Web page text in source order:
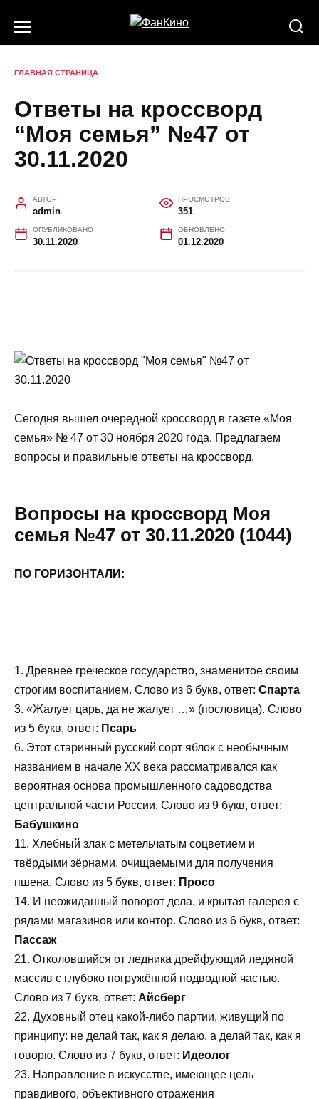
ГЛАВНАЯ СТРАНИЦА
Ответы на кроссворд
“Моя семья” №47 от
30.11.2020
АВТОР
admin
ПРОСМОТРОВ
351
ОПУБЛИКОВАНО
30.11.2020
ОБНОВЛЕНО
01.12.2020
Сегодня вышел очередной кроссворд в газете «Моя
семья» № 47 от 30 ноября 2020 года. Предлагаем
вопросы и правильные ответы на кроссворд.
Вопросы на кроссворд Моя
семья №47 от 30.11.2020 (1044)
ПО ГОРИЗОНТАЛИ:
1. Древнее греческое государство, знаменитое своим
строгим воспитанием. Слово из 6 букв, ответ: Спарта
3. «Жалует царь, да не жалует …» (пословица). Слово
из 5 букв, ответ: Псарь
6. Этот старинный русский сорт яблок с необычным
названием в начале ХХ века рассматривался как
вероятная основа промышленного садоводства
центральной части России. Слово из 9 букв, ответ:
Бабушкино
11. Хлебный злак с метельчатым соцветием и
твёрдыми зёрнами, очищаемыми для получения
пшена. Слово из 5 букв, ответ: Просо
14. И неожиданный поворот дела, и крытая галерея с
рядами магазинов или контор. Слово из 6 букв, ответ:
Пассаж
21. Отколовшийся от ледника дрейфующий ледяной
массив с глубоко погружённой подводной частью.
Слово из 7 букв, ответ: Айсберг
22. Духовный отец какой-либо партии, живущий по
принципу: не делай так, как я делаю, а делай так, как я
говорю. Слово из 7 букв, ответ: Идеолог
23. Направление в искусстве, имеющее цель
правдивого, объективного отражения